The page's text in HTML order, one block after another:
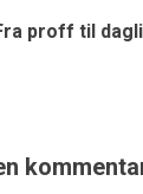
proff til